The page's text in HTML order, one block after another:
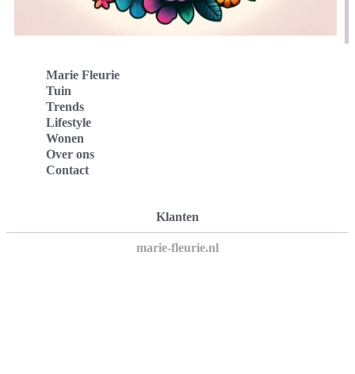
Marie Fleurie
Tuin
Trends
Lifestyle
Wonen
Over ons
Contact
Klanten
marie-fleurie.nl